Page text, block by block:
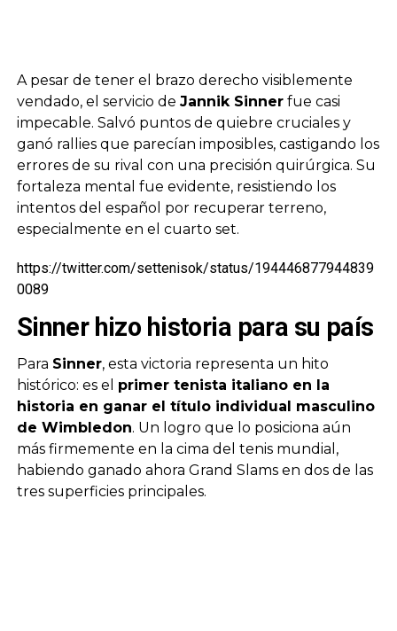
A pesar de tener el brazo derecho visiblemente
vendado, el servicio de Jannik Sinnerfue casi
impecable. Salvó puntos de quiebre cruciales y
ganó rallies que parecían imposibles, castigando los
errores de su rival con una precisión quirúrgica. Su
fortaleza mental fue evidente, resistiendo los
intentos del español por recuperar terreno,
especialmente en el cuarto set.
https://twitter.com/settenisok/status/194446877944839
0089
Sinner hizo historia para su país
Para Sinner, esta victoria representa un hito
histórico: es el primer tenista italiano en la
historia en ganar el título individual masculino
de Wimbledon. Un logro que lo posiciona aún
más firmemente en la cima del tenis mundial,
habiendo ganado ahora Grand Slams en dos de las
tres superficies principales.